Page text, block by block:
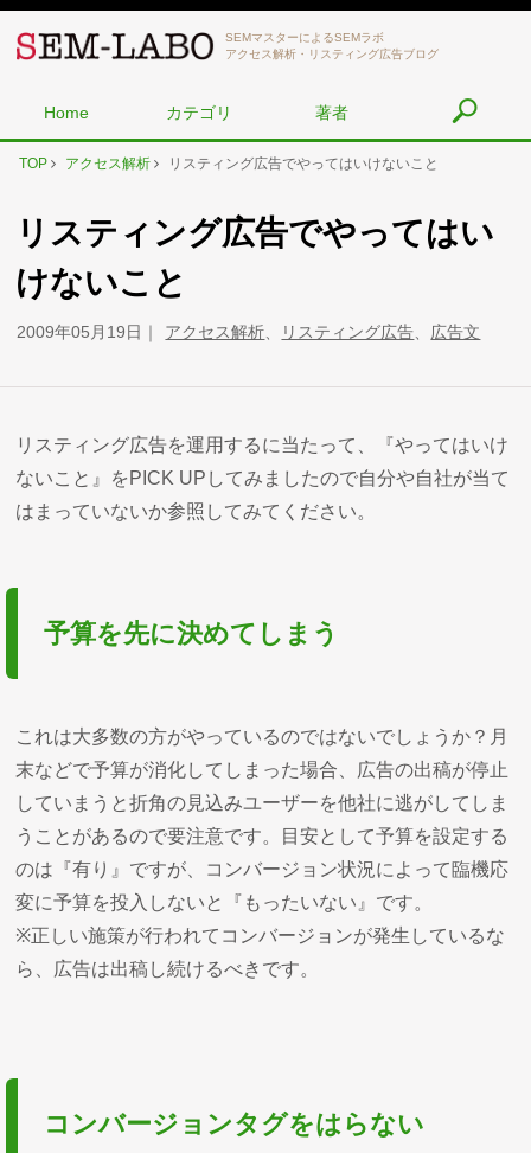
SEMマスターによるSEMラボ
アクセス解析・リスティング広告ブログ
Home カテゴリ 著者
TOP アクセス解析 リスティング広告でやってはいけないこと
リスティング広告でやってはい
けないこと
2009年05月19日 アクセス解析 リスティング広告 広告文
リスティング広告を運用するに当たって、『やってはいけ
ないこと』をPICK UPしてみましたので自分や自社が当て
はまっていないか参照してみてください。
予算を先に決めてしまう
これは大多数の方がやっているのではないでしょうか？月
末などで予算が消化してしまった場合、広告の出稿が停止
していまうと折角の見込みユーザーを他社に逃がしてしま
うことがあるので要注意です。目安として予算を設定する
のは『有り』ですが、コンバージョン状況によって臨機応
変に予算を投入しないと『もったいない』です。
※正しい施策が行われてコンバージョンが発生しているな
ら、広告は出稿し続けるべきです。
コンバージョンタグをはらない